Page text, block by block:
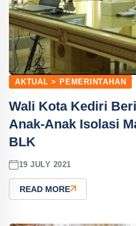
AKTUAL > PEMERINTAHAN
Wali Kota Kediri
Anak-Anak Isolasi
BLK
19 JULY 2021
READ MORE